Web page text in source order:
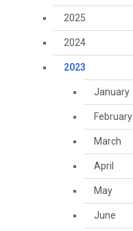
2025
2024
2023
January
February
March
April
May
June